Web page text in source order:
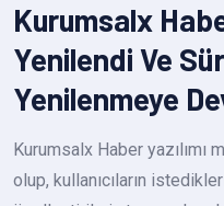
Kurumsalx
Yenilendi Ve
Yenilenmeye
Kurumsalx Haber yazılımı
olup, kullanıcıların